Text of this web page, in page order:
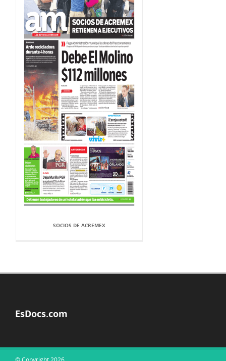
SOCIOS DE ACREMEX
EsDocs.com